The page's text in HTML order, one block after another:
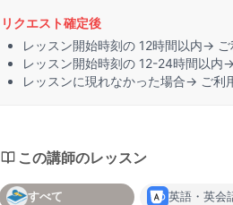
リクエスト確定後
レッスン開始時刻の 12時間以内→ ご
レッスン開始時刻の 12-24時間以内
レッスンに現れなかった場合→ ご利
この講師のレッスン
すべて 英語・英会